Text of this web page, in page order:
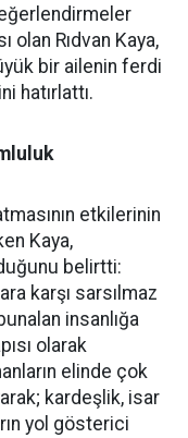
olan Rıdvan Kaya,
bir ailenin ferdi
hatırlattı.
etkilerinin
Kaya,
belirtti:
karşı sarsılmaz
insanlığa
olarak
elinde çok
kardeşlik, isar
yol gösterici